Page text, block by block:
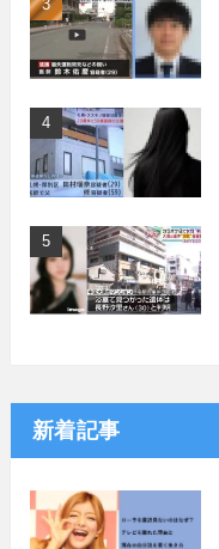
新着記事